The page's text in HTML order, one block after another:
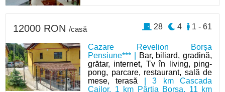
Cazare Revelion Borșa
Pensiune*** |
Bar, biliard, gradină,
grătar, internet, Tv în living, ping-
pong, parcare, restaurant, sală de
mese, terasă | 3 km Cascada
Cailor, 1 km Pârtia Borșa, 11 km
12000 RON /casă 1 - 61
4
28